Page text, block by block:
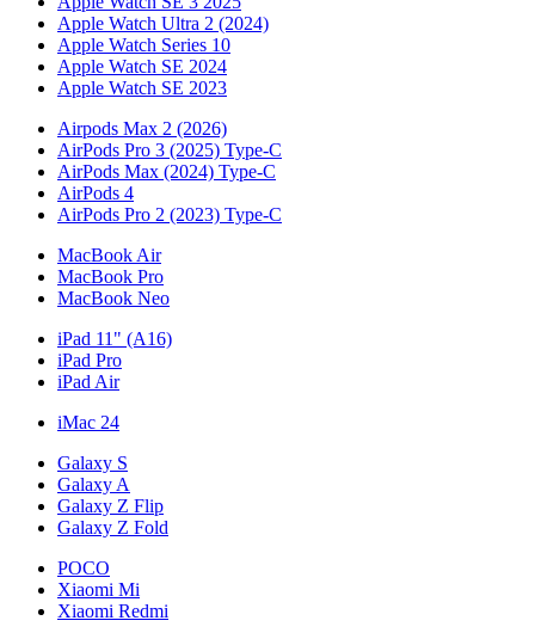
Apple Watch Ultra 2 (2024)
Apple Watch Series 10
Apple Watch SE 2024
Apple Watch SE 2023
Airpods Max 2 (2026)
AirPods Pro 3 (2025) Type-C
AirPods Max (2024) Type-C
AirPods 4
AirPods Pro 2 (2023) Type-C
MacBook Air
MacBook Pro
MacBook Neo
iPad 11" (A16)
iPad Pro
iPad Air
iMac 24
Galaxy S
Galaxy A
Galaxy Z Flip
Galaxy Z Fold
POCO
Xiaomi Mi
Xiaomi Redmi